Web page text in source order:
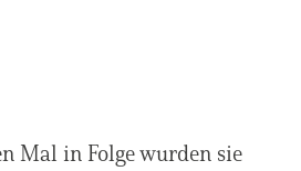
Mal in Folge wurden sie